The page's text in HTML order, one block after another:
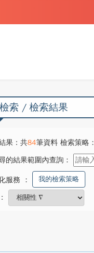
索 / 檢索結果
果：共84筆資料 檢索策略：
的結果範圍內查詢：
服務 ： 我的檢索策略